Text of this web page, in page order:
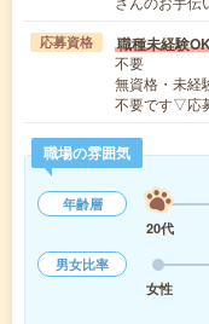
応募資格 職種未経験
不要
無資格・未
不要です▽応
職場の雰囲気
年齢層
20代
男女比率
女性